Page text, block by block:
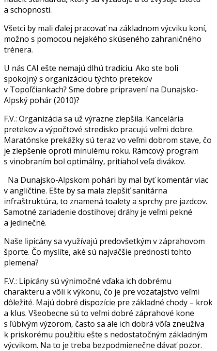
a schopnosti.
Všetci by mali ďalej pracovať na základnom výcviku koní,
možno s pomocou nejakého skúseného zahraničného
trénera.
U nás CAI ešte nemajú dlhú tradíciu. Ako ste boli
spokojný s organizáciou týchto pretekov
v Topoľčiankach? Sme dobre pripravení na Dunajsko-
Alpský pohár (2010)?
F.V.: Organizácia sa už výrazne zlepšila. Kancelária
pretekov a výpočtové stredisko pracujú veľmi dobre.
Maratónske prekážky sú teraz vo veľmi dobrom stave, čo
je zlepšenie oproti minulému roku. Rámcový program
s vinobraním bol optimálny, pritiahol veľa divákov.
Na Dunajsko-Alpskom pohári by mal byť komentár viac
v angličtine. Ešte by sa mala zlepšiť sanitárna
infraštruktúra, to znamená toalety a sprchy pre jazdcov.
Samotné zariadenie dostihovej dráhy je veľmi pekné
a jedinečné.
Naše lipicány sa využívajú predovšetkým v záprahovom
športe. Čo myslíte, aké sú najväčšie prednosti tohto
plemena?
F.V.: Lipicány sú výnimočné vďaka ich dobrému
charakteru a vôli k výkonu, čo je pre vozatajstvo veľmi
dôležité. Majú dobré dispozície pre základné chody – krok
a klus. Všeobecne sú to veľmi dobré záprahové kone
s ľúbivým výzorom, často sa ale ich dobrá vôľa zneužíva
k priskorému použitiu ešte s nedostatočným základným
výcvikom. Na to je treba bezpodmienečne dávať pozor.